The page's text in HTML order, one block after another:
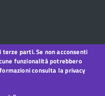
parti. Se non acconsenti
funzionalità potrebbero
consulta la privacy